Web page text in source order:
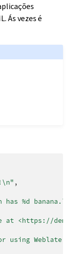
Ás vezes é
,
has %d
at <https://
using Weblate."